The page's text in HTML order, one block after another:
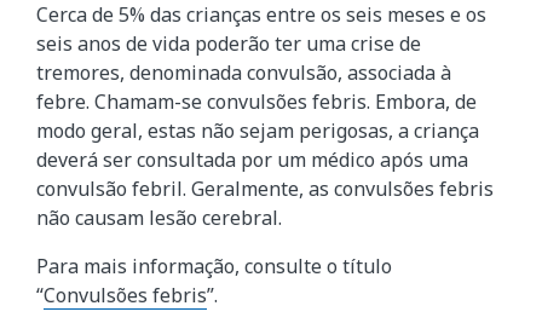
Cerca de 5% das crianças entre os seis meses e os
seis anos de vida poderão ter uma crise de
tremores, denominada convulsão, associada à
febre. Chamam-se convulsões febris. Embora, de
modo geral, estas não sejam perigosas, a criança
deverá ser consultada por um médico após uma
convulsão febril. Geralmente, as convulsões febris
não causam lesão cerebral.
Para mais informação, consulte o título
“Convulsões febris”.